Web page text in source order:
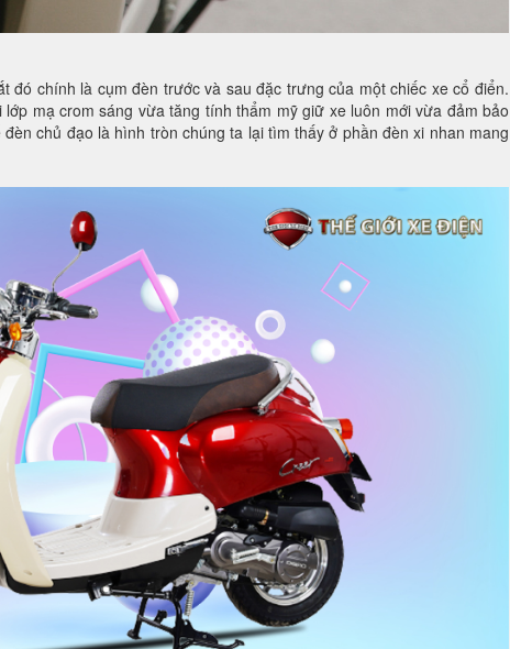
chính là cụm đèn trước và sau đặc trưng của một chiếc xe cổ điển.
mạ crom sáng vừa tăng tính thẩm mỹ giữ xe luôn mới vừa đảm bảo
chủ đạo là hình tròn chúng ta lại tìm thấy ở phần đèn xi nhan mang